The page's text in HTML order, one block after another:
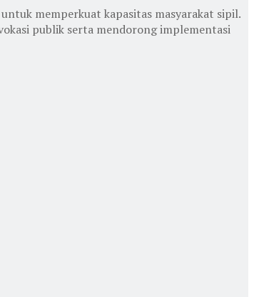
memperkuat kapasitas masyarakat sipil.
publik serta mendorong implementasi